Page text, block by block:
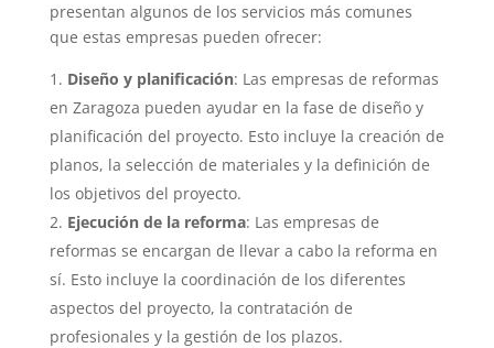
presentan algunos de los servicios más comunes
que estas empresas pueden ofrecer:
Diseño y planificación: Las empresas de reformas
en Zaragoza pueden ayudar en la fase de diseño y
planificación del proyecto. Esto incluye la creación de
planos, la selección de materiales y la definición de
los objetivos del proyecto.
Ejecución de la reforma: Las empresas de
reformas se encargan de llevar a cabo la reforma en
sí. Esto incluye la coordinación de los diferentes
aspectos del proyecto, la contratación de
profesionales y la gestión de los plazos.